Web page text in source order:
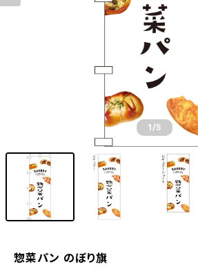
1 /5
惣菜パン のぼり旗